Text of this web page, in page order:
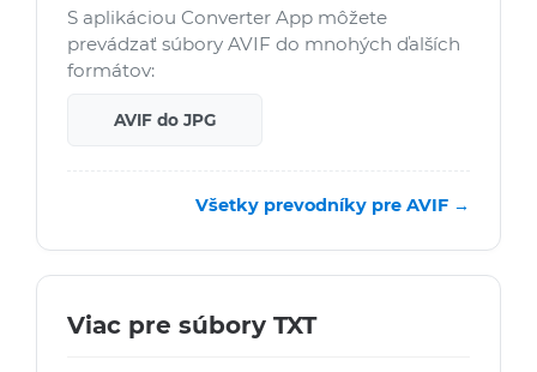
S aplikáciou Converter App môžete
prevádzať súbory AVIF do mnohých ďalších
formátov:
AVIF do JPG
Všetky prevodníky pre AVIF →
Viac pre súbory TXT